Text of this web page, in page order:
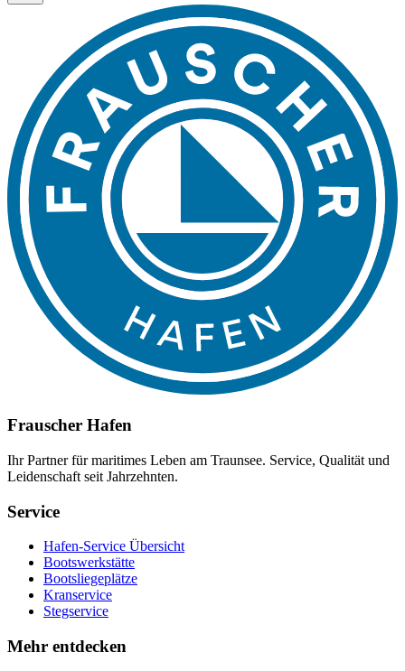
Frauscher Hafen
Ihr Partner für maritimes Leben am Traunsee. Service, Qualität und
Leidenschaft seit Jahrzehnten.
Service
Hafen-Service Übersicht
Bootswerkstätte
Bootsliegeplätze
Kranservice
Stegservice
Mehr entdecken